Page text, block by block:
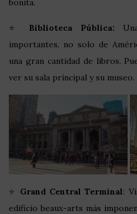
bonita.
⭐ Biblioteca Pública:
importantes, no solo de
una gran cantidad de libros.
ver su sala principal y su museo.
⭐ Grand Central Terminal:
edificio beaux-arts más